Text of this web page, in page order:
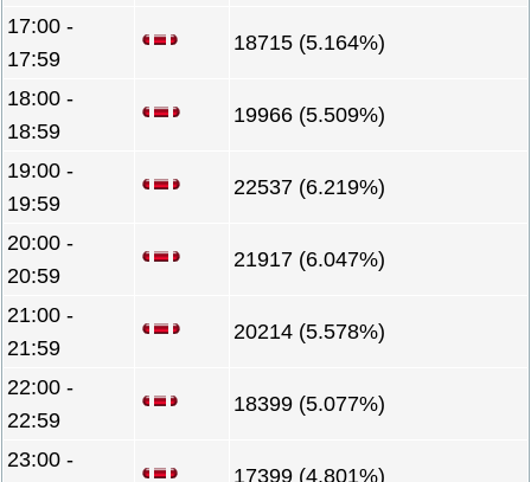
17:00 -
17:59
18715 (5.164%)
18:00 -
18:59
19966 (5.509%)
19:00 -
19:59
22537 (6.219%)
20:00 -
20:59
21917 (6.047%)
21:00 -
21:59
20214 (5.578%)
22:00 -
22:59
18399 (5.077%)
23:00 -
17399 (4.801%)